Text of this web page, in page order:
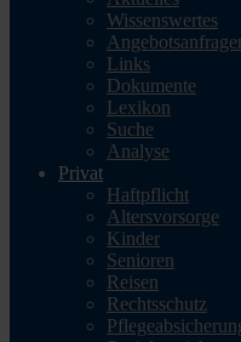
Wissenswertes
Links
Dokumente
Lexikon
Suche
Analyse
Privat
Haftpflicht
Altersvorsorge
Kinder
Senioren
Reisen
Rechtsschutz